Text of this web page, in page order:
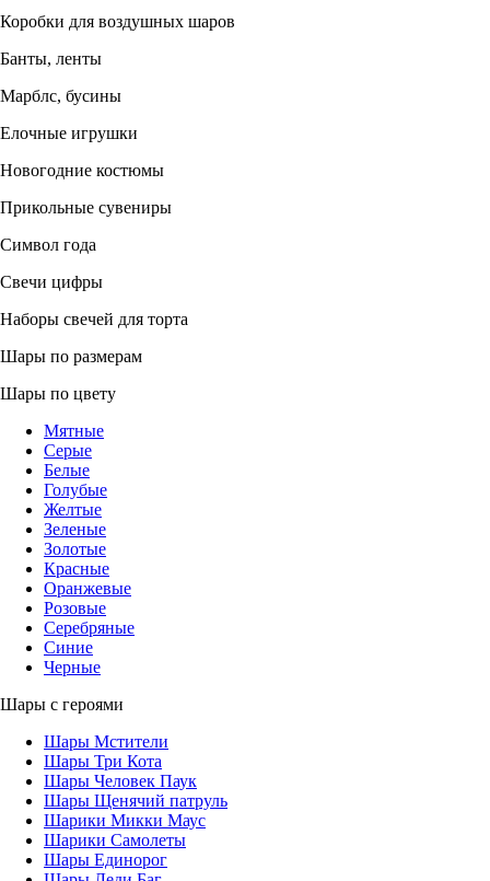
Коробки для воздушных шаров
Банты, ленты
Марблс, бусины
Елочные игрушки
Новогодние костюмы
Прикольные сувениры
Символ года
Свечи цифры
Наборы свечей для торта
Шары по размерам
Шары по цвету
Мятные
Серые
Белые
Голубые
Желтые
Зеленые
Золотые
Красные
Оранжевые
Розовые
Серебряные
Синие
Черные
Шары с героями
Шары Мстители
Шары Три Кота
Шары Человек Паук
Шары Щенячий патруль
Шарики Микки Маус
Шарики Самолеты
Шары Единорог